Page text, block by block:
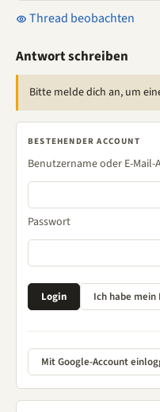
Thread beobachten
Antwort schreiben
Bitte melde dich an, um
BESTEHENDER ACCOUNT
Benutzername oder E-Mail-
Passwort
Mit Google-Account